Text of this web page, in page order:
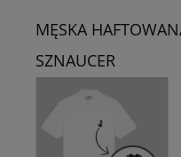
MĘSKA
SZNAUCER